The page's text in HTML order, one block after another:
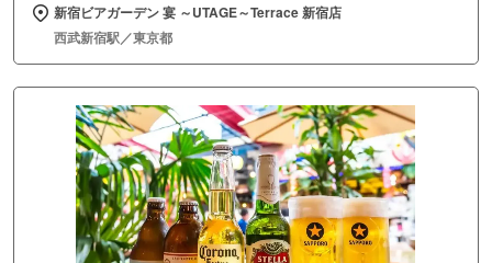
新宿ビアガーデン 宴 ～UTAGE～Terrace 新宿店
西武新宿駅／東京都